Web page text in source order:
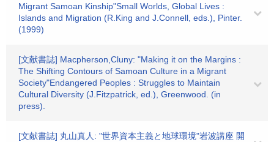
Migrant Samoan Kinship"Small Worlds, Global Lives :
Islands and Migration (R.King and J.Connell, eds.), Pinter.
(1999)
[文献書誌] Macpherson,Cluny: "Making it on the Margins :
The Shifting Contours of Samoan Culture in a Migrant
Society"Endangered Peoples : Struggles to Maintain
Cultural Diversity (J.Fitzpatrick, ed.), Greenwood. (in
press).
[文献書誌] 丸山真人: "世界資本主義と地球環境"岩波講座 開